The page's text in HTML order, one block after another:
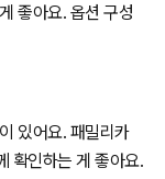
좋아요. 옵션 구성
있어요. 패밀리카
확인하는 게 좋아요.